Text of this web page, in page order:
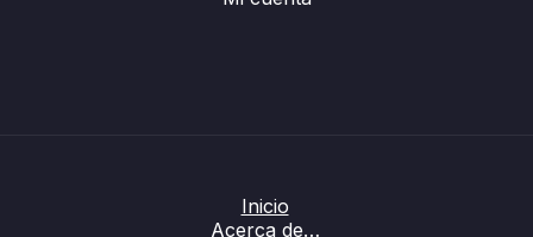
Inicio
Acerca de…